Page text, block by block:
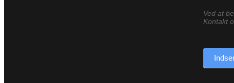
Ved at
Kontakt